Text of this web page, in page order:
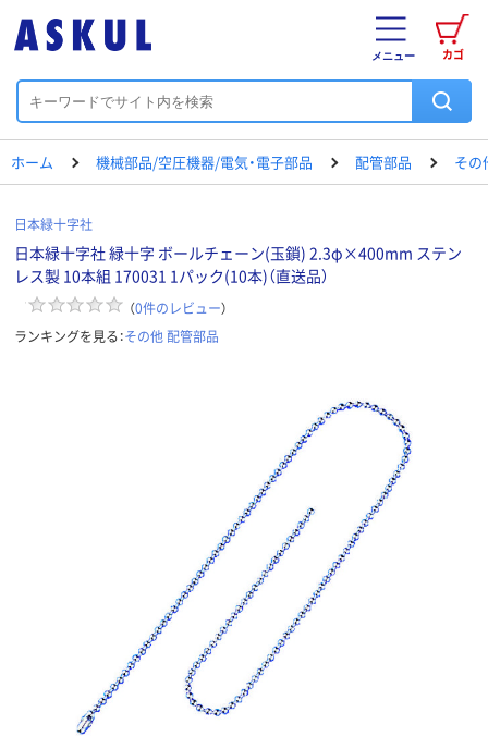
カゴ
メニュー
ホーム 機械部品/空圧機器/電気・電子部品 配管部品 その
日本緑十字社
日本緑十字社 緑十字 ボールチェーン(玉鎖) 2.3φ×400mm ステン
レス製 10本組 170031 1パック(10本)（直送品）
（0件のレビュー）
ランキングを見る：その他 配管部品